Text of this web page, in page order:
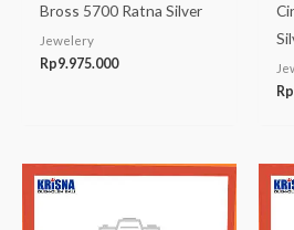
Bross 5700 Ratna Silver
Jewelery
Rp9.975.000
Rp